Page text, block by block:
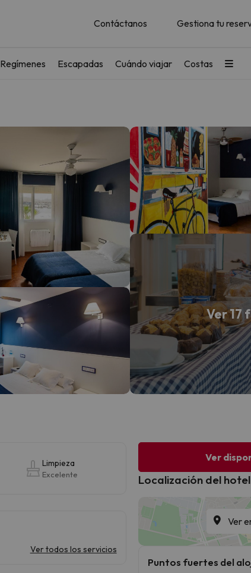
Contáctanos Gestiona tu
Regímenes Escapadas Cuándo viajar Costas
Ver 17
Limpieza
Excelente
Ver todos los servicios
Ver
Localización del hotel
Ver
Puntos fuertes del